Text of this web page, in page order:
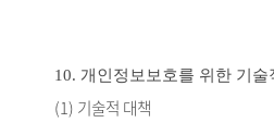
10. 개인정보보호를 위한 기술
(1) 기술적 대책